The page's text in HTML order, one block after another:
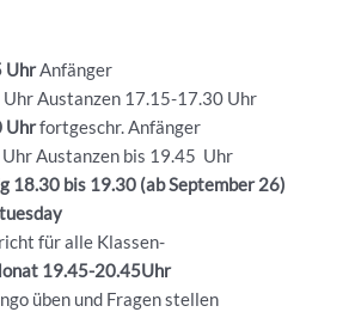
UhrAnfänger
Austanzen 17.15-17.30 Uhr
Uhrfortgeschr. Anfänger
Austanzen bis 19.45 Uhr
18.30 bis 19.30 (ab September 26)
für alle Klassen-
19.45-20.45Uhr
üben und Fragen stellen